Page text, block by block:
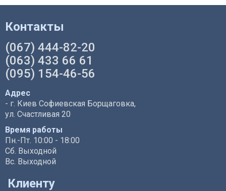
Контакты
(067) 444-82-20
(063) 433 66 61
(095) 154-46-56
Адрес
- г. Киев Софиевская Борщаговка,
ул. Счастливая 20
Время работы
Пн.-Пт. 10:00 - 18:00
Сб. Выходной
Вс. Выходной
Клиенту